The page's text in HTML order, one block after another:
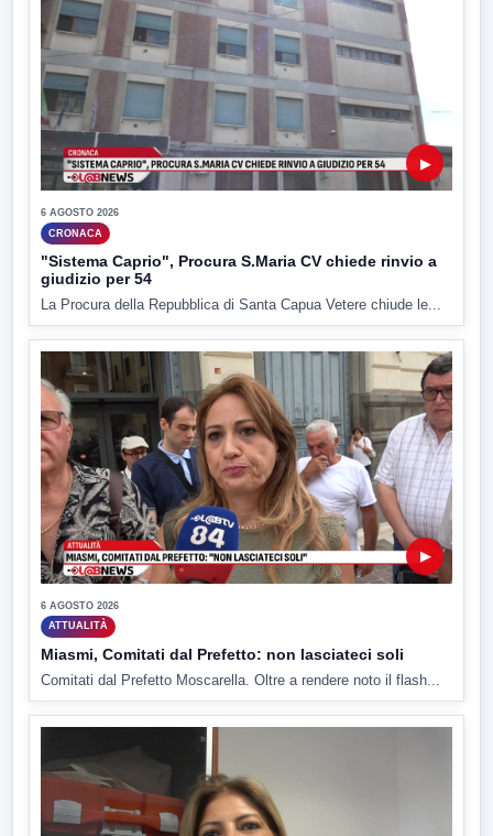
▶
6 AGOSTO 2026
CRONACA
"Sistema Caprio", Procura S.Maria CV chiede rinvio a
giudizio per 54
La Procura della Repubblica di Santa Capua Vetere chiude le...
▶
6 AGOSTO 2026
ATTUALITÀ
Miasmi, Comitati dal Prefetto: non lasciateci soli
Comitati dal Prefetto Moscarella. Oltre a rendere noto il flash...